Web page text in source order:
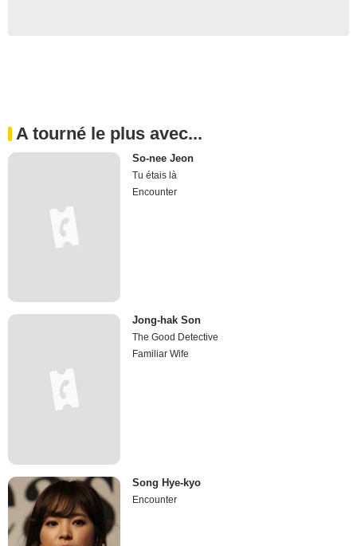
A tourné le plus avec...
So-nee Jeon
Tu étais là
Encounter
Jong-hak Son
The Good Detective
Familiar Wife
Song Hye-kyo
Encounter